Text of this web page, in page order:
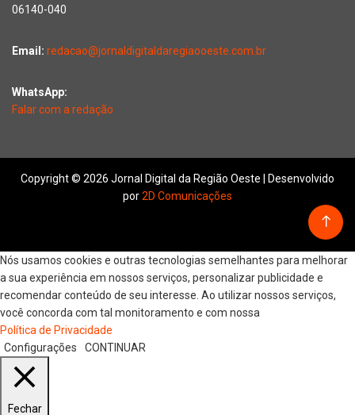
06140-040
Email: redacao@jornaldigitaldaregiaooeste.com.br
WhatsApp:
Falar com a redação
Copyright © 2026 Jornal Digital da Região Oeste | Desenvolvido
por2D Comunicações
Nós usamos cookies e outras tecnologias semelhantes para melhorar
a sua experiência em nossos serviços, personalizar publicidade e
recomendar conteúdo de seu interesse. Ao utilizar nossos serviços,
você concorda com tal monitoramento e com nossa
Política de Privacidade
Configurações
CONTINUAR
Fechar